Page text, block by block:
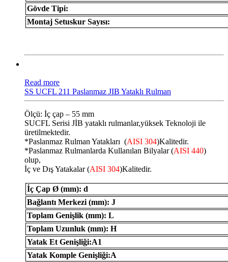
Gövde Tipi:
Montaj Setuskur Sayısı:
Read more
SS UCFL 211 Paslanmaz JIB Yataklı Rulman
Ölçü: İç çap – 55 mm
SUCFL Serisi JİB ​​yataklı rulmanlar,yüksek Teknoloji ile
üretilmektedir.
*Paslanmaz Rulman Yatakları (AISI 304)Kalitedir.
*Paslanmaz Rulmanlarda Kullanılan Bilyalar (AISI 440)
olup,
İç ve Dış Yatakalar (AISI 304)Kalitedir.
İç Çap Ø (mm): d
Bağlantı Merkezi (mm): J
Toplam Genişlik (mm): L
Toplam Uzunluk (mm): H
Yatak Et Genişliği:A1
Yatak Komple Genişliği:A